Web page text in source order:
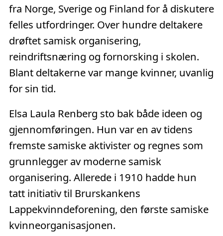
fra Norge, Sverige og Finland for å diskutere
felles utfordringer. Over hundre deltakere
drøftet samisk organisering,
reindriftsnæring og fornorsking i skolen.
Blant deltakerne var mange kvinner, uvanlig
for sin tid.
Elsa Laula Renberg sto bak både ideen og
gjennomføringen. Hun var en av tidens
fremste samiske aktivister og regnes som
grunnlegger av moderne samisk
organisering. Allerede i 1910 hadde hun
tatt initiativ til Brurskankens
Lappekvinndeforening, den første samiske
kvinneorganisasjonen.